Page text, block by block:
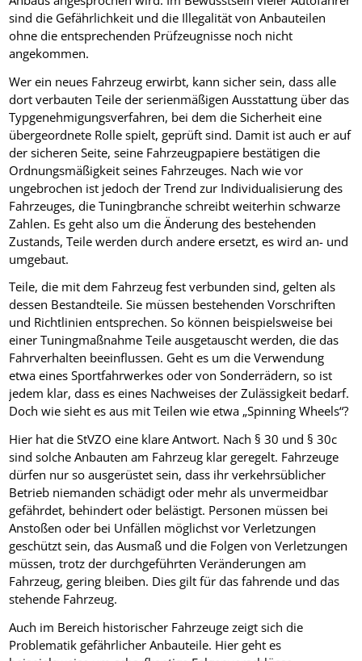
sind die Gefährlichkeit und die Illegalität von Anbauteilen
ohne die entsprechenden Prüfzeugnisse noch nicht
angekommen.
Wer ein neues Fahrzeug erwirbt, kann sicher sein, dass alle
dort verbauten Teile der serienmäßigen Ausstattung über das
Typgenehmigungsverfahren, bei dem die Sicherheit eine
übergeordnete Rolle spielt, geprüft sind. Damit ist auch er auf
der sicheren Seite, seine Fahrzeugpapiere bestätigen die
Ordnungsmäßigkeit seines Fahrzeuges. Nach wie vor
ungebrochen ist jedoch der Trend zur Individualisierung des
Fahrzeuges, die Tuningbranche schreibt weiterhin schwarze
Zahlen. Es geht also um die Änderung des bestehenden
Zustands, Teile werden durch andere ersetzt, es wird an- und
umgebaut.
Teile, die mit dem Fahrzeug fest verbunden sind, gelten als
dessen Bestandteile. Sie müssen bestehenden Vorschriften
und Richtlinien entsprechen. So können beispielsweise bei
einer Tuningmaßnahme Teile ausgetauscht werden, die das
Fahrverhalten beeinflussen. Geht es um die Verwendung
etwa eines Sportfahrwerkes oder von Sonderrädern, so ist
jedem klar, dass es eines Nachweises der Zulässigkeit bedarf.
Doch wie sieht es aus mit Teilen wie etwa „Spinning Wheels“?
Hier hat die StVZO eine klare Antwort. Nach § 30 und § 30c
sind solche Anbauten am Fahrzeug klar geregelt. Fahrzeuge
dürfen nur so ausgerüstet sein, dass ihr verkehrsüblicher
Betrieb niemanden schädigt oder mehr als unvermeidbar
gefährdet, behindert oder belästigt. Personen müssen bei
Anstoßen oder bei Unfällen möglichst vor Verletzungen
geschützt sein, das Ausmaß und die Folgen von Verletzungen
müssen, trotz der durchgeführten Veränderungen am
Fahrzeug, gering bleiben. Dies gilt für das fahrende und das
stehende Fahrzeug.
Auch im Bereich historischer Fahrzeuge zeigt sich die
Problematik gefährlicher Anbauteile. Hier geht es